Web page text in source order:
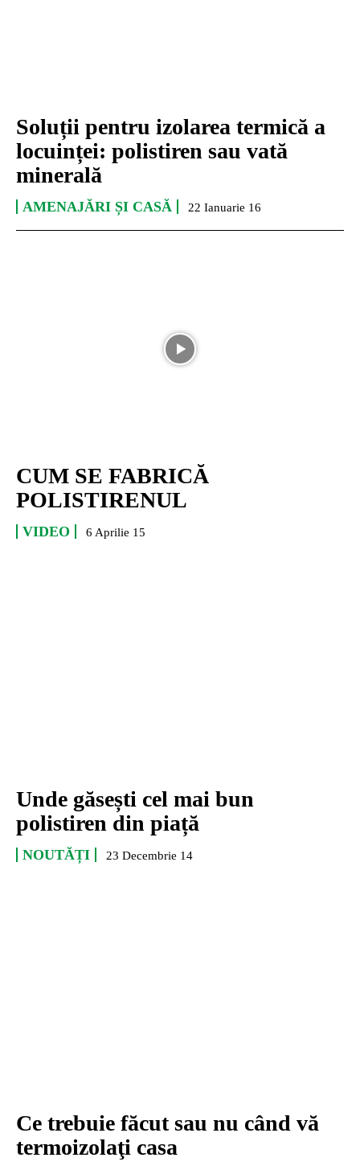
Soluții pentru izolarea termică a
locuinței: polistiren sau vată
minerală
AMENAJĂRI ȘI CASĂ 22 Ianuarie 16
CUM SE FABRICĂ
POLISTIRENUL
VIDEO 6 Aprilie 15
Unde găsești cel mai bun
polistiren din piață
NOUTĂȚI 23 Decembrie 14
Ce trebuie făcut sau nu când vă
termoizolaţi casa